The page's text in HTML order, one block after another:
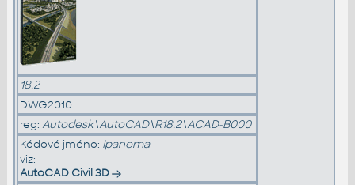
18.2
DWG2010
reg: Autodesk\AutoCAD\R18.2\ACAD-B000
Kódové jméno: Ipanema
viz:
AutoCAD Civil 3D